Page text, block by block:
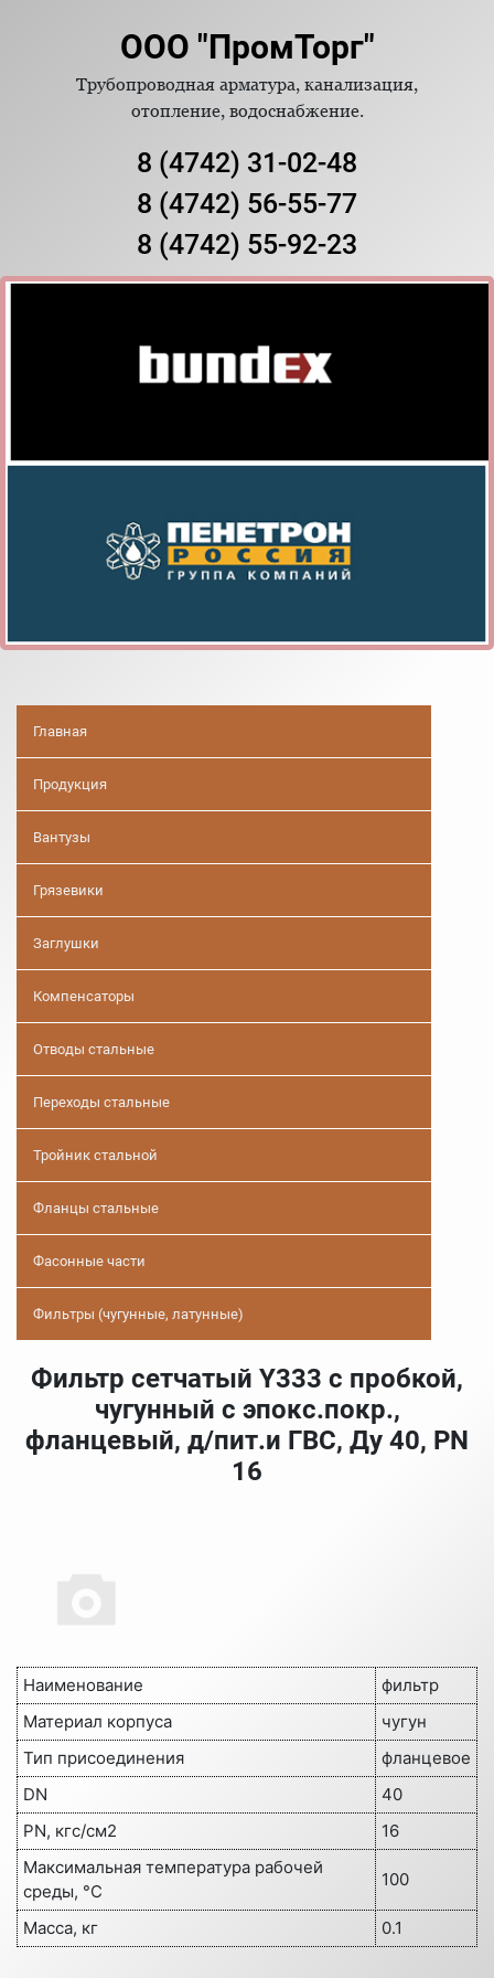
ООО "ПромТорг"
Трубопроводная арматура, канализация,
отопление, водоснабжение.
8 (4742) 31-02-48
8 (4742) 56-55-77
8 (4742) 55-92-23
Главная
Продукция
Вантузы
Грязевики
Заглушки
Компенсаторы
Отводы стальные
Переходы стальные
Тройник стальной
Фланцы стальные
Фасонные части
Фильтры (чугунные, латунные)
Фильтр сетчатый Y333 с пробкой,
чугунный с эпокс.покр.,
фланцевый, д/пит.и ГВС, Ду 40, PN
16
Наименование
фильтр
Материал корпуса
чугун
Тип присоединения
фланцевое
DN
40
PN, кгс/см2
16
Максимальная температура рабочей
среды, °C
100
Масса, кг 0.1